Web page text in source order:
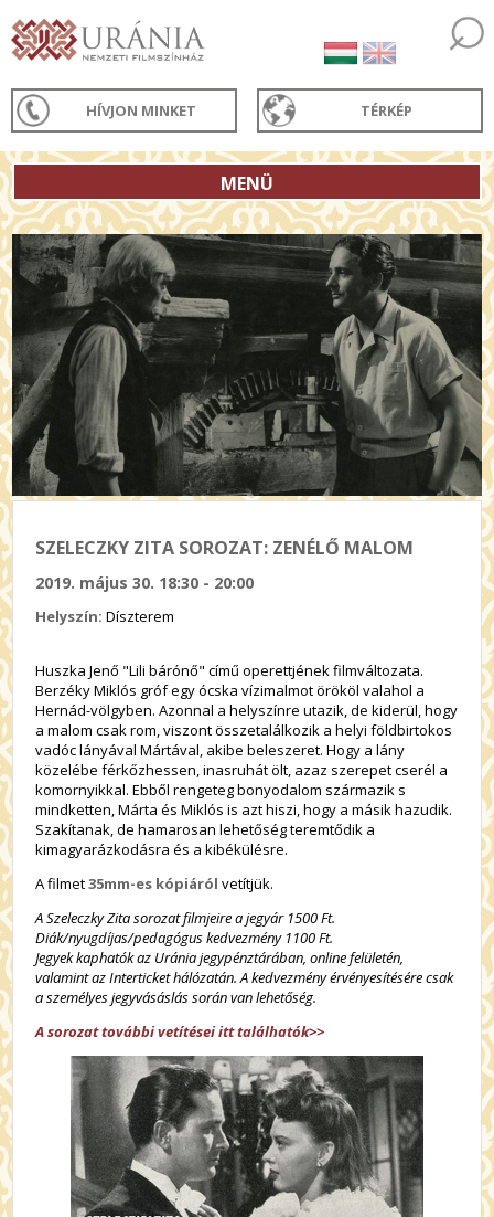
HÍVJON MINKET TÉRKÉP
MENÜ
SZELECZKY ZITA SOROZAT: ZENÉLŐ MALOM
2019. május 30. 18:30 - 20:00
Helyszín:Díszterem
Huszka Jenő "Lili bárónő" című operettjének filmváltozata.
Berzéky Miklós gróf egy ócska vízimalmot örököl valahol a
Hernád-völgyben. Azonnal a helyszínre utazik, de kiderül, hogy
a malom csak rom, viszont összetalálkozik a helyi földbirtokos
vadóc lányával Mártával, akibe beleszeret. Hogy a lány
közelébe férkőzhessen, inasruhát ölt, azaz szerepet cserél a
komornyikkal. Ebből rengeteg bonyodalom származik s
mindketten, Márta és Miklós is azt hiszi, hogy a másik hazudik.
Szakítanak, de hamarosan lehetőség teremtődik a
kimagyarázkodásra és a kibékülésre.
A filmet35mm-es kópiáról vetítjük.
A Szeleczky Zita sorozat filmjeire a jegyár 1500 Ft.
Diák/nyugdíjas/pedagógus kedvezmény 1100 Ft.
Jegyek kaphatók az Uránia jegypénztárában, online felületén,
valamint az Interticket hálózatán. A kedvezmény érvényesítésére csak
a személyes jegyvásáslás során van lehetőség.
A sorozat további vetítései itt találhatók>>